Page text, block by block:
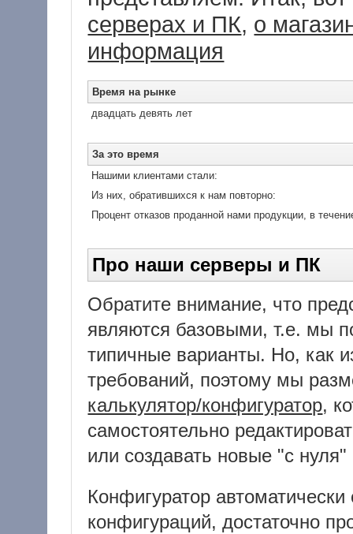
серверах и ПК, о
информация
Время на рынке
двадцать девять лет
За это время
Нашими клиентами стали:
Из них, обратившихся к нам повторно:
Процент отказов проданной нами продукции, в
Про наши серверы и ПК
Обратите внимание, что
являются базовыми, т.е. мы
типичные варианты. Но, как
требований, поэтому мы
калькулятор/конфигуратор,
самостоятельно
или создавать новые "с
Конфигуратор
конфигураций, достаточно